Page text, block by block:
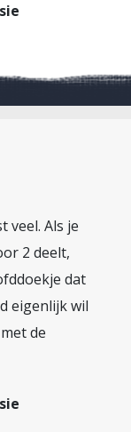
veel. Als je
2 deelt,
dat
eigenlijk wil
de